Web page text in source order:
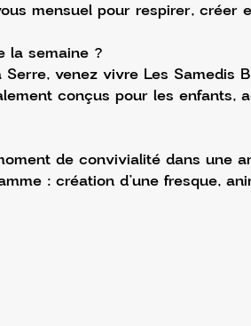
mensuel pour respirer, créer
la semaine ?
venez vivre Les Samedis
conçus pour les enfants,
de convivialité dans une
: création d’une fresque,